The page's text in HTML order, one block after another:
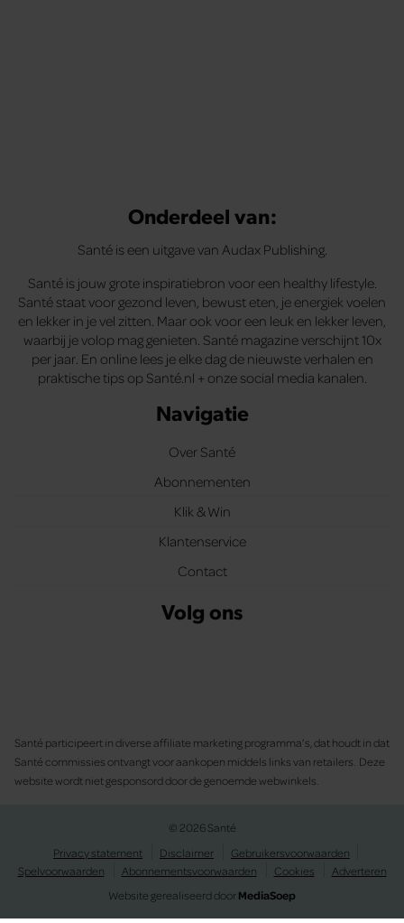
Onderdeel van:
Santé is een uitgave van Audax Publishing.
Santé is jouw grote inspiratiebron voor een healthy lifestyle.
Santé staat voor gezond leven, bewust eten, je energiek voelen
en lekker in je vel zitten. Maar ook voor een leuk en lekker leven,
waarbij je volop mag genieten. Santé magazine verschijnt 10x
per jaar. En online lees je elke dag de nieuwste verhalen en
praktische tips op Santé.nl + onze social media kanalen.
Navigatie
Over Santé
Abonnementen
Klik & Win
Klantenservice
Contact
Volg ons
Santé participeert in diverse affiliate marketing programma’s, dat houdt in dat
Santé commissies ontvangt voor aankopen middels links van retailers. Deze
website wordt niet gesponsord door de genoemde webwinkels.
© 2026 Santé
Privacy statement
Disclaimer
Gebruikersvoorwaarden
Spelvoorwaarden
Abonnementsvoorwaarden Cookies
Adverteren
Website gerealiseerd doorMediaSoep